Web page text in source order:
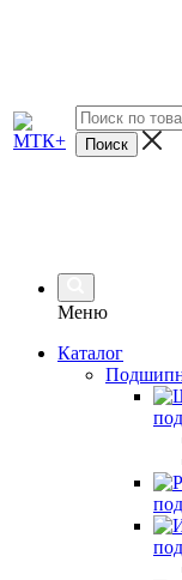
Меню
Каталог